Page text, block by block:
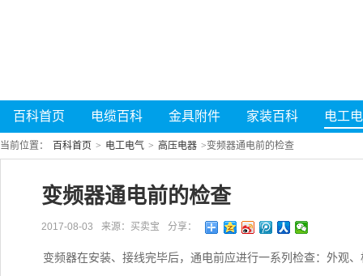
百科首页 电缆百科 金具附件 家装百科 电工
当前位置： 百科首页 > 电工电气 > 高压电器 >变频器通电前的检查
变频器通电前的检查
2017-08-03 来源：买卖宝 分享：
变频器在安装、接线完毕后，通电前应进行一系列检查：外观